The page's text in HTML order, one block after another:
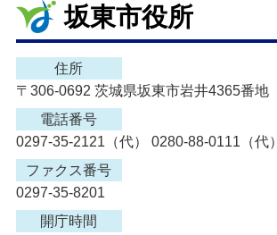
坂東市役所
住所
〒306-0692 茨城県坂東市岩井4365番地
電話番号
0297-35-2121（代） 0280-88-0111（代）
ファクス番号
0297-35-8201
開庁時間